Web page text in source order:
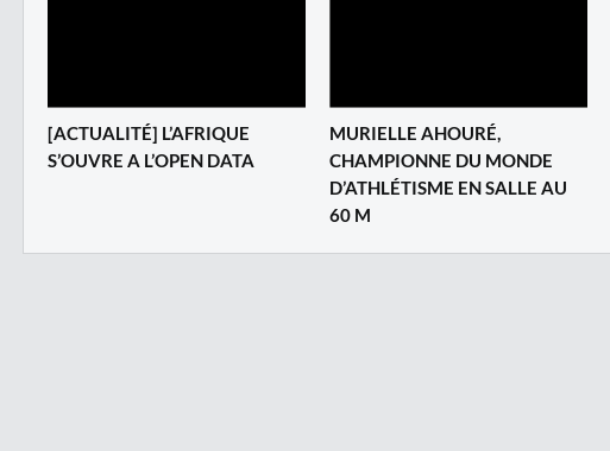
[ACTUALITÉ] L’AFRIQUE
S’OUVRE A L’OPEN DATA
MURIELLE AHOURÉ,
CHAMPIONNE DU MONDE
D’ATHLÉTISME EN SALLE AU
60 M